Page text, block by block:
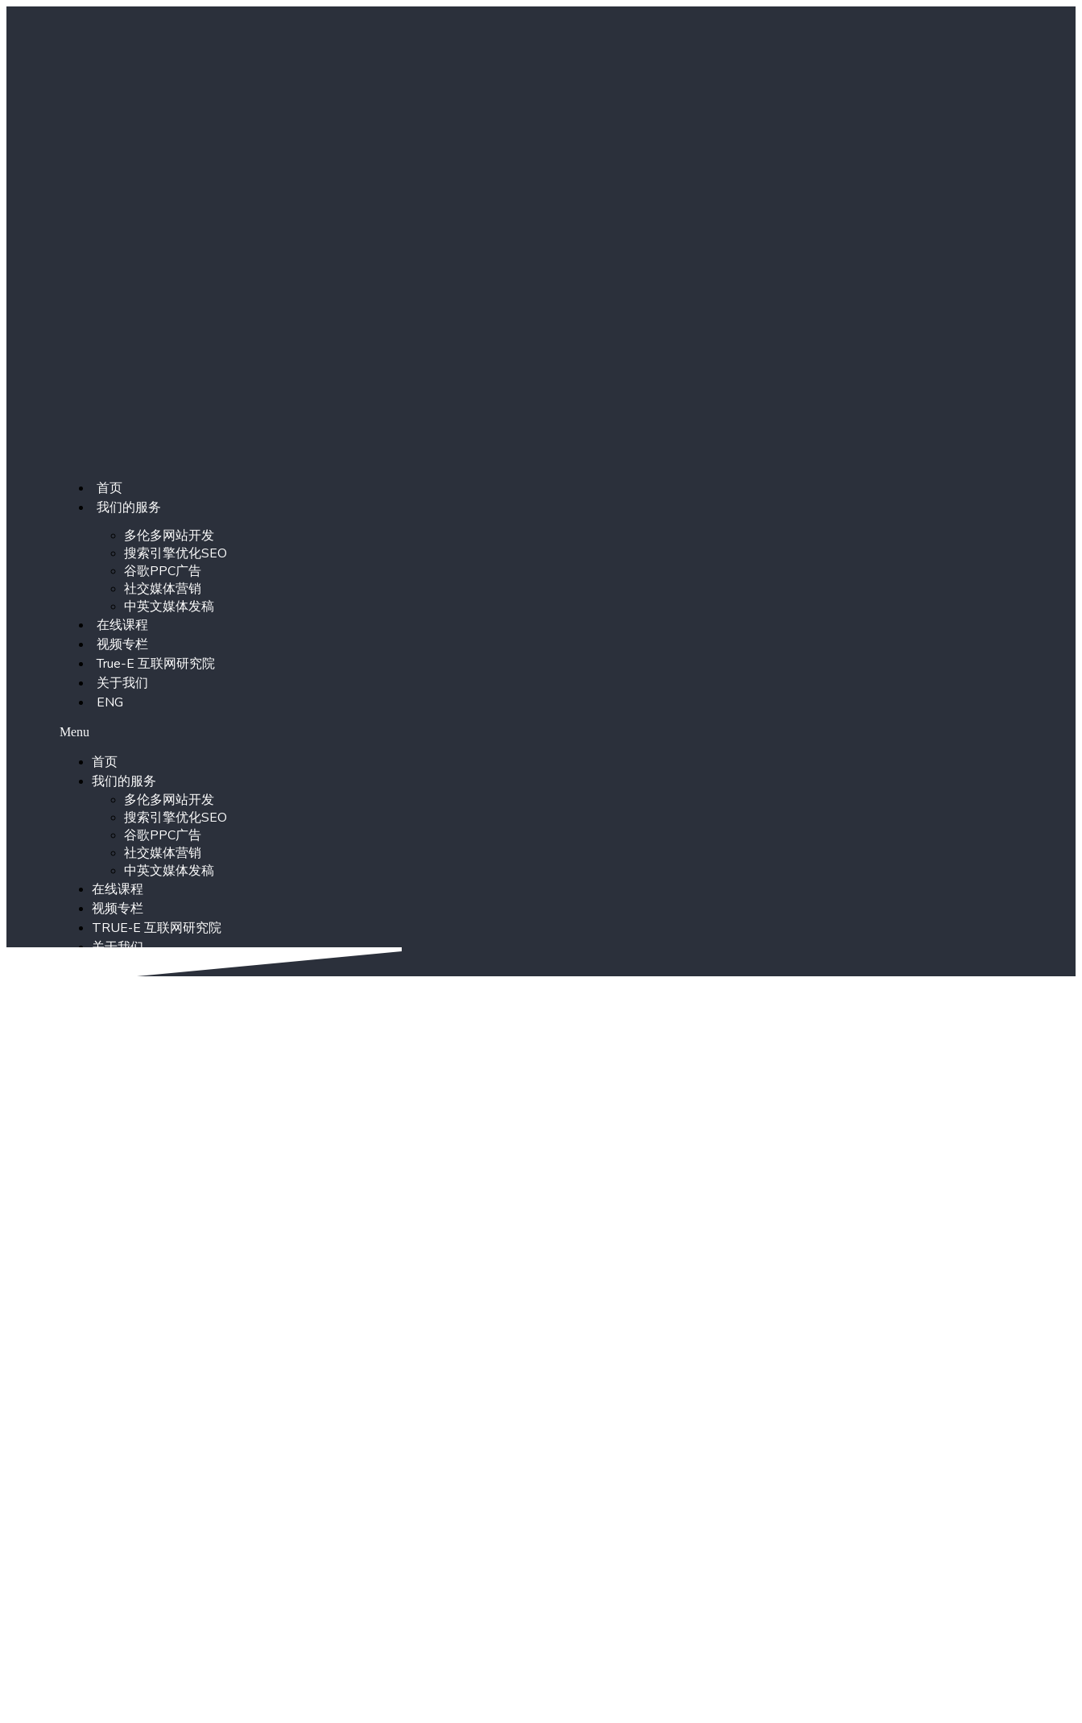
首页
我们的服务
多伦多网站开发
搜索引擎优化SEO
谷歌PPC广告
社交媒体营销
中英文媒体发稿
在线课程
视频专栏
True-E 互联网研究院
关于我们
ENG
Menu
首页
我们的服务
多伦多网站开发
搜索引擎优化SEO
谷歌PPC广告
社交媒体营销
中英文媒体发稿
在线课程
视频专栏
TRUE-E 互联网研究院
关于我们